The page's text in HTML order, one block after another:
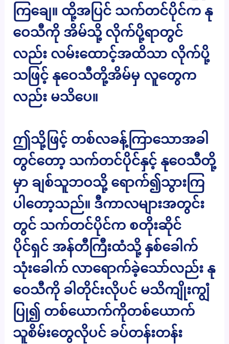
ကြချေ။ ထို့အပြင် သက်တင်ပိုင်က နု
ဝေသီကို အိမ်သို့ လိုက်ပို့ရာတွင်
လည်း လမ်းထောင့်အထိသာ လိုက်ပို့
သဖြင့် နုဝေသီတို့အိမ်မှ လူတွေက
လည်း မသိပေ။
ဤသို့ဖြင့် တစ်လခန့်ကြာသောအခါ
တွင်တော့ သက်တင်ပိုင်နှင့် နုဝေသီတို့
မှာ ချစ်သူဘဝသို့ ရောက်၍သွားကြ
ပါတော့သည်။ ဒီကာလများအတွင်း
တွင် သက်တင်ပိုင်က စတိုးဆိုင်
ပိုင်ရှင် အန်တီကြီးထံသို့ နှစ်ခေါက်
သုံးခေါက် လာရောက်ခဲ့သော်လည်း နု
ဝေသီကို ခါတိုင်းလိုပင် မသိကျိုးကျွံ
ပြု၍ တစ်ယောက်ကိုတစ်ယောက်
သူစိမ်းတွေလိုပင် ခပ်တန်းတန်း